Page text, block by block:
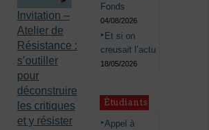
Invitation –
Atelier de
Résistance :
s’outiller
pour
déconstruire
les critiques
et y résister
Fonds
04/08/2026
Et si on
creusait l’actu
18/05/2026
Étudiants
Appel à